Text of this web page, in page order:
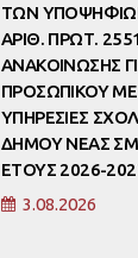
ΤΩΝ
ΑΡΙΘ. ΠΡΩΤ.
ΑΝΑΚΟΙΝΩΣΗΣ
ΠΡΟΣΩΠΙΚΟΥ ΜΕ
ΥΠΗΡΕΣΙΕΣ
ΔΗΜΟΥ ΝΕΑΣ
ΕΤΟΥΣ 2026-
3.08.2026